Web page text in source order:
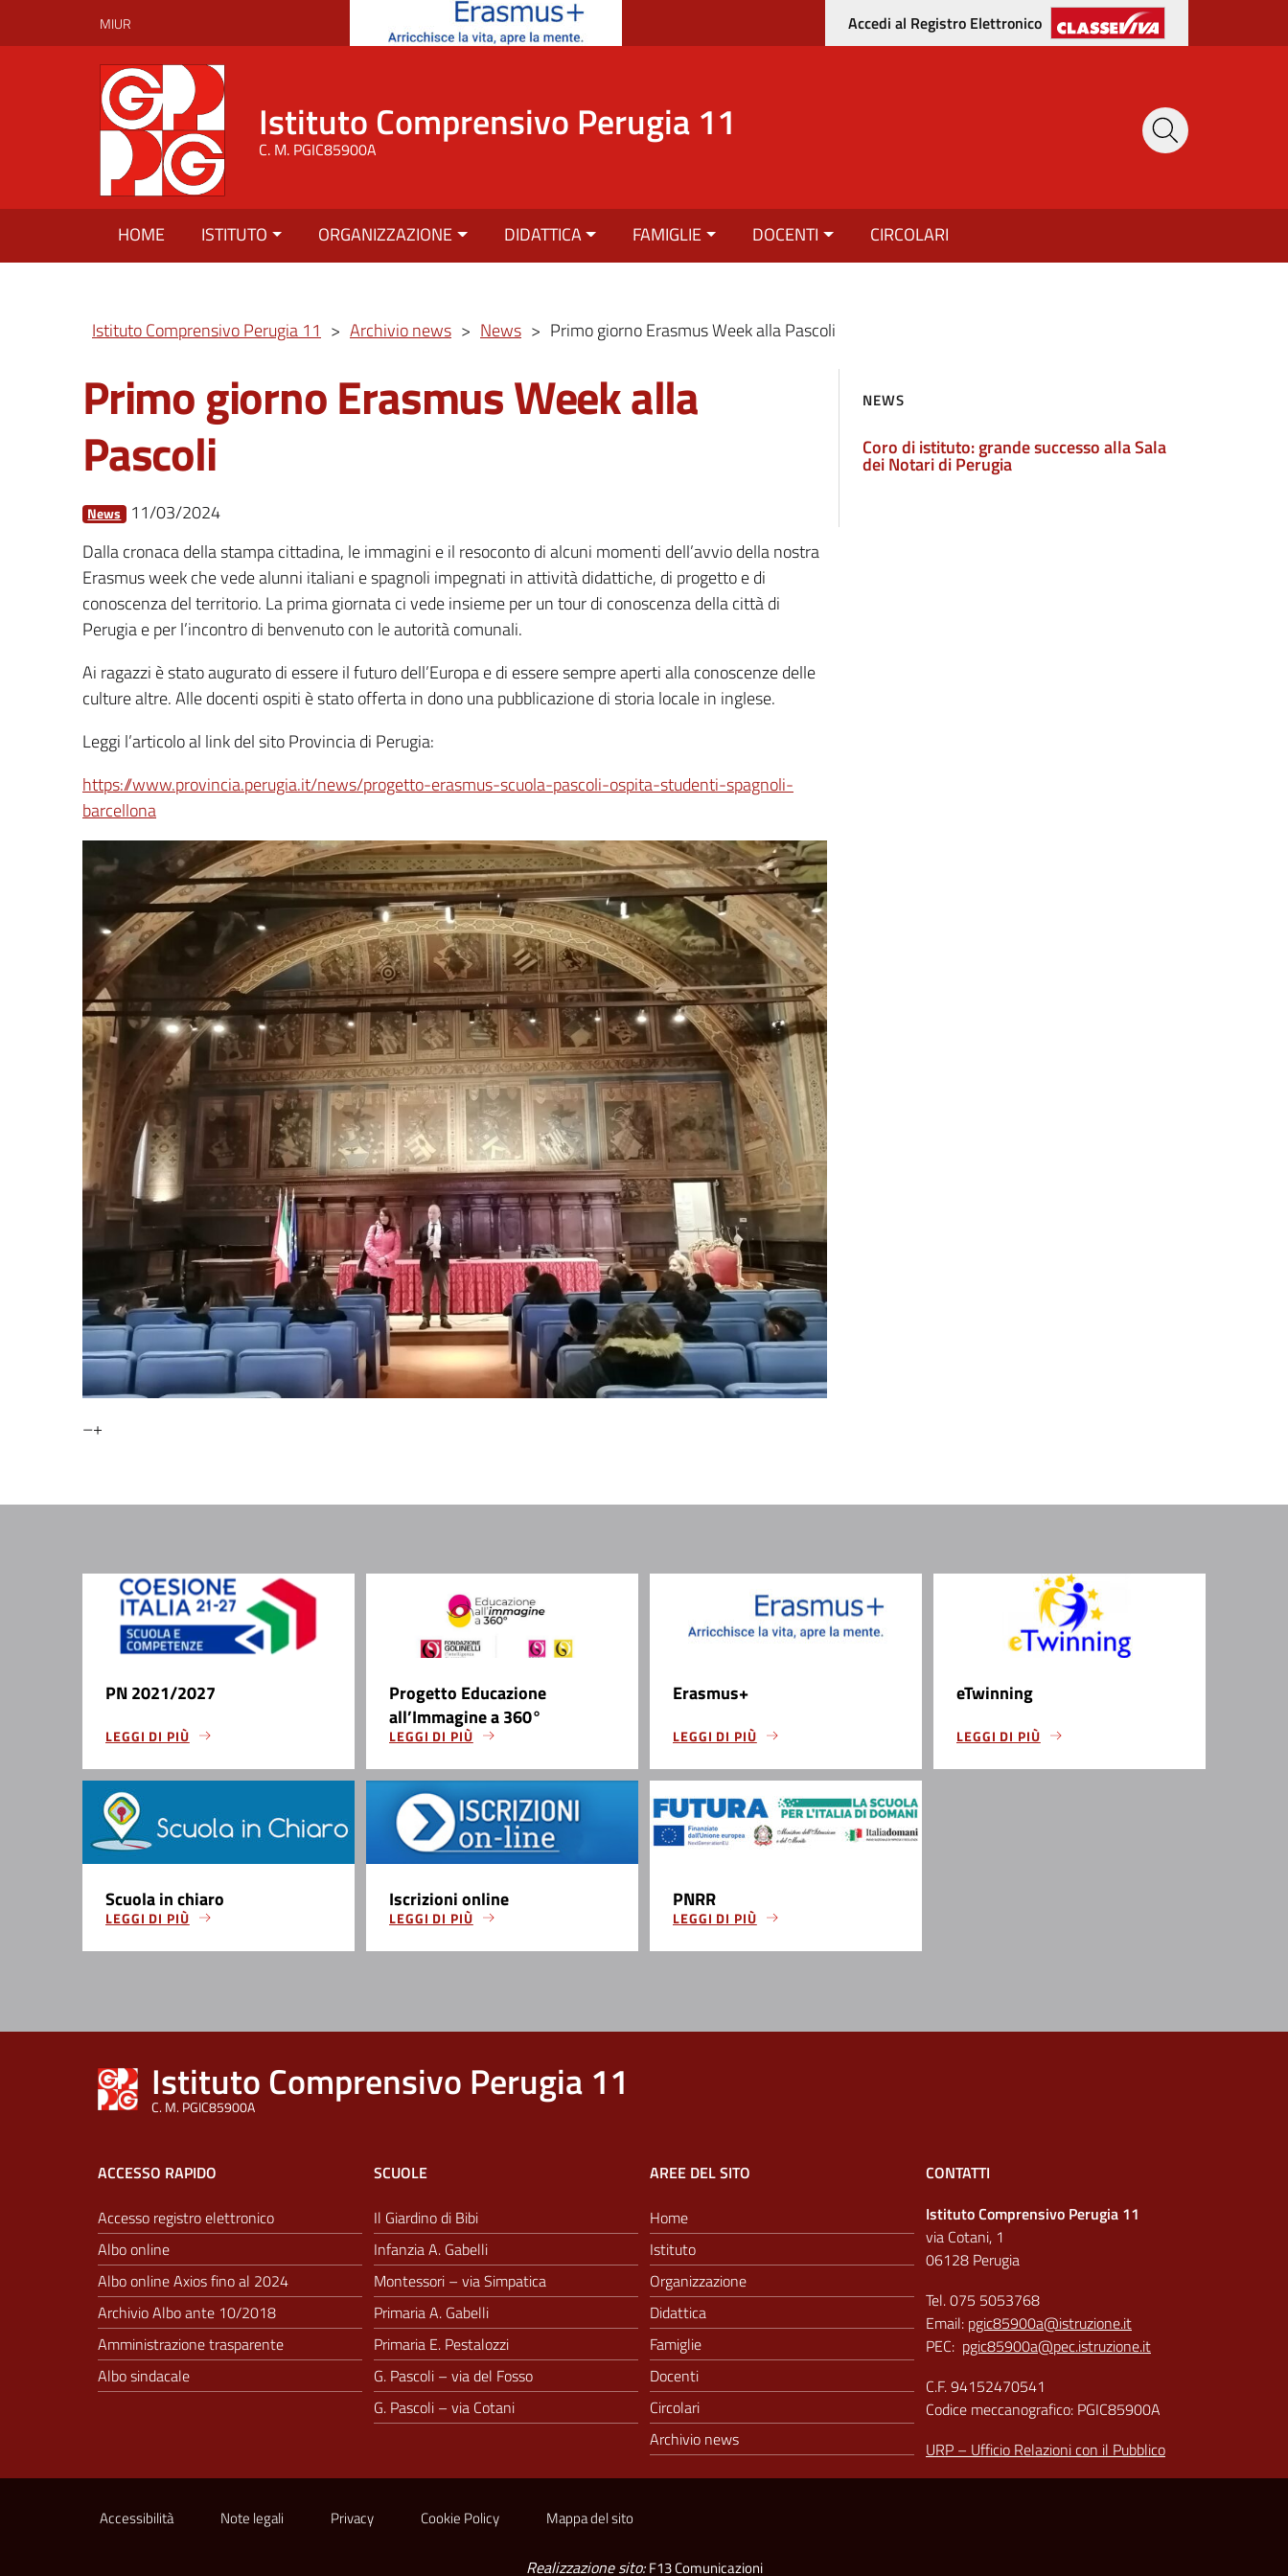
MIUR Accedi al Registro Elettronico
Istituto Comprensivo Perugia 11
C. M. PGIC85900A
HOME ISTITUTO ORGANIZZAZIONE DIDATTICA FAMIGLIE DOCENTI CIRCOLARI
Istituto Comprensivo Perugia 11 > Archivio news > News > Primo giorno Erasmus Week alla Pascoli
Primo giorno Erasmus Week alla
Pascoli
News
11/03/2024
Dalla cronaca della stampa cittadina, le immagini e il resoconto di alcuni momenti dell’avvio della nostra
Erasmus week che vede alunni italiani e spagnoli impegnati in attività didattiche, di progetto e di
conoscenza del territorio. La prima giornata ci vede insieme per un tour di conoscenza della città di
Perugia e per l’incontro di benvenuto con le autorità comunali.
Ai ragazzi è stato augurato di essere il futuro dell’Europa e di essere sempre aperti alla conoscenze delle
culture altre. Alle docenti ospiti è stato offerta in dono una pubblicazione di storia locale in inglese.
Leggi l’articolo al link del sito Provincia di Perugia:
https://www.provincia.perugia.it/news/progetto-erasmus-scuola-pascoli-ospita-studenti-spagnoli-
barcellona
–+
NEWS
Coro di istituto: grande successo alla Sala
dei Notari di Perugia
PN 2021/2027
LEGGI DI PIÙ
Progetto Educazione
all’Immagine a 360°
LEGGI DI PIÙ
Erasmus+
LEGGI DI PIÙ
eTwinning
LEGGI DI PIÙ
Scuola in chiaro
LEGGI DI PIÙ
Iscrizioni online
LEGGI DI PIÙ
PNRR
LEGGI DI PIÙ
Istituto Comprensivo Perugia 11
C. M. PGIC85900A
ACCESSO RAPIDO
Accesso registro elettronico
Albo online
Albo online Axios fino al 2024
Archivio Albo ante 10/2018
Amministrazione trasparente
Albo sindacale
SCUOLE
Il Giardino di Bibi
Infanzia A. Gabelli
Montessori – via Simpatica
Primaria A. Gabelli
Primaria E. Pestalozzi
G. Pascoli – via del Fosso
G. Pascoli – via Cotani
AREE DEL SITO
Home
Istituto
Organizzazione
Didattica
Famiglie
Docenti
Circolari
Archivio news
CONTATTI
Istituto Comprensivo Perugia 11
via Cotani, 1
06128 Perugia
Tel. 075 5053768
Email: pgic85900a@istruzione.it
PEC: pgic85900a@pec.istruzione.it
C.F. 94152470541
Codice meccanografico: PGIC85900A
URP – Ufficio Relazioni con il Pubblico
Accessibilità Note legali Privacy Cookie Policy Mappa del sito
Realizzazione sito: F13 Comunicazioni